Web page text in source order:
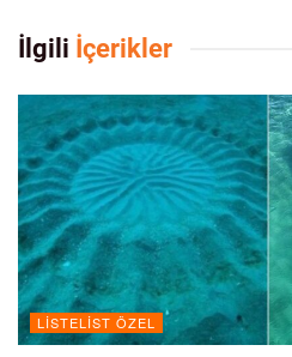
İlgili İçerikler
LISTELIST ÖZEL